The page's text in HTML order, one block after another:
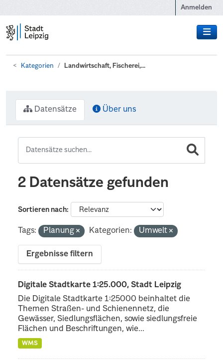
Anmelden
Kategorien Landwirtschaft, Fischerei,...
Datensätze Über uns
2 Datensätze gefunden
Sortieren nach
Tags: Planung Kategorien: Umwelt
Ergebnisse filtern
Digitale Stadtkarte 1:25.000, Stadt Leipzig
Die Digitale Stadtkarte 1:25000 beinhaltet die
Themen Straßen- und Schienennetz, die
Gewässer, Siedlungsflächen, sowie siedlungsfreie
Flächen und Beschriftungen, wie...
WMS